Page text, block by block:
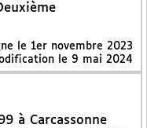
le 1er novembre 2023
le 9 mai 2024
à Carcassonne